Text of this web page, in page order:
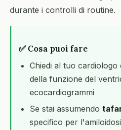
durante i controlli di routine.
✅ Cosa puoi fare
Chiedi al tuo cardiologo
della funzione del
ecocardiogrammi
Se stai assumendo
specifico per